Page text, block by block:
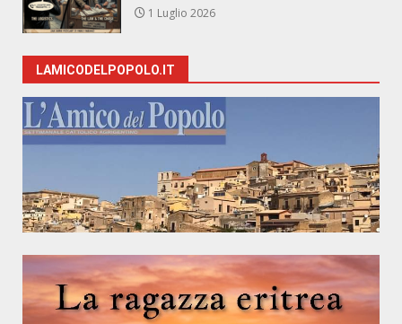
1 Luglio 2026
LAMICODELPOPOLO.IT